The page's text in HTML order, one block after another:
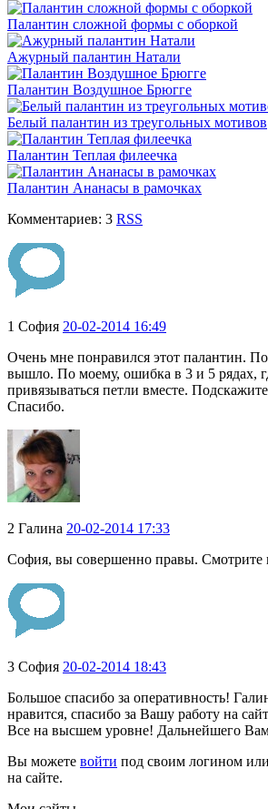
Палантин сложной формы с оборкой
Ажурный палантин Натали
Палантин Воздушное Брюгге
Белый палантин из треугольных мотивов
Палантин Теплая филеечка
Палантин Ананасы в рамочках
Комментариев: 3 RSS
1 София 20-02-2014 16:49
Очень мне понравился этот палантин.
вышло. По моему, ошибка в 3 и 5 рядах,
привязываться петли вместе.
Спасибо.
2 Галина 20-02-2014 17:33
София, вы совершенно правы. Смотрите
3 София 20-02-2014 18:43
Большое спасибо за оперативность!
нравится, спасибо за Вашу работу на
Все на высшем уровне! Дальнейшего
Вы можете войти под своим логином или
на сайте.